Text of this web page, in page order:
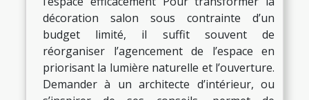
décoration salon sous contrainte d’un
budget limité, il suffit souvent de
réorganiser l’agencement de l’espace en
priorisant la lumière naturelle et l’ouverture.
Demander à un architecte d’intérieur, ou